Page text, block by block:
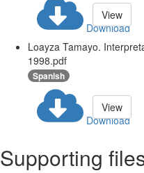
Download
View
Loayza Tamayo.
1998.pdf
Spanish
Download
View
Supporting